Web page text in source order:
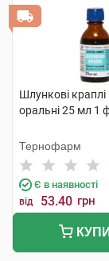
Шлункові краплі
оральні 25 мл 1
Тернофарм
Є в наявності
від 53.40 грн